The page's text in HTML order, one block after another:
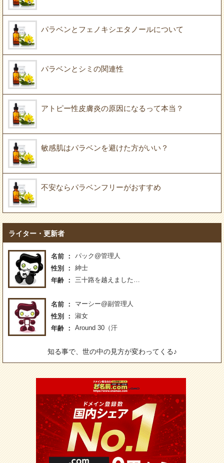
パラベンとフェノキシエタノールについて
パラベンとシミの関連性
アトピー性皮膚炎の原因になるって本当？
敏感肌はパラベンを避けた方がいい？
不安ならパラベンフリーがおすすめ
ライター・更新者
名前
パック@管理人
性別
紳士
年齢
三十路を越えました…
名前
マーシー@副管理人
性別
淑女
年齢
Around 30（汗
知る事で、世の中の見方が変わってくる♪